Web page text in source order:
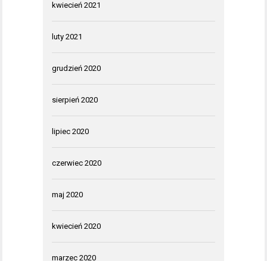
kwiecień 2021
luty 2021
grudzień 2020
sierpień 2020
lipiec 2020
czerwiec 2020
maj 2020
kwiecień 2020
marzec 2020